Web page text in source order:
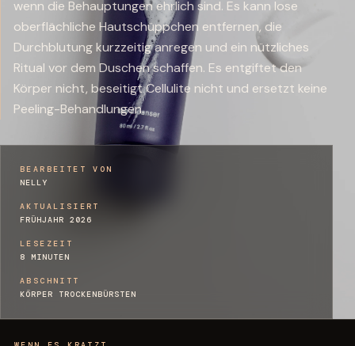
wenn die Behauptungen ehrlich sind. Es kann lose
oberflächliche Hautschüppchen entfernen, die
Durchblutung kurzzeitig anregen und ein nützliches
Ritual vor dem Duschen schaffen. Es entgiftet den
Körper nicht, beseitigt Cellulite nicht und ersetzt keine
Peeling-Behandlungen.
BEARBEITET VON
NELLY
AKTUALISIERT
FRÜHJAHR 2026
LESEZEIT
8 MINUTEN
ABSCHNITT
KÖRPER TROCKENBÜRSTEN